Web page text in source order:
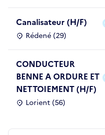
Canalisateur (H/F)
Rédené (29)
CONDUCTEUR
BENNE A ORDURE ET
NETTOIEMENT (H/F)
Lorient (56)